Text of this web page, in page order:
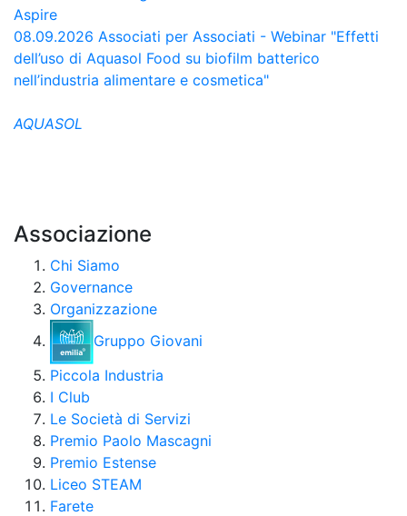
Aspire
08.09.2026 Associati per Associati - Webinar "Effetti
dell’uso di Aquasol Food su biofilm batterico
nell’industria alimentare e cosmetica"
AQUASOL
Associazione
Chi Siamo
Governance
Organizzazione
Gruppo Giovani
Piccola Industria
I Club
Le Società di Servizi
Premio Paolo Mascagni
Premio Estense
Liceo STEAM
Farete